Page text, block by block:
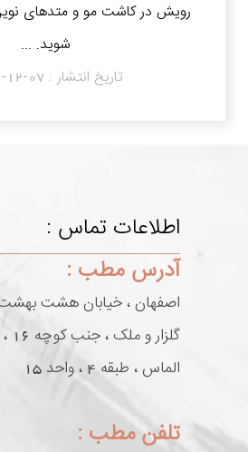
رویش در کاشت مو و متدهای
شوید. ...
تاریخ انتشار :12-07
اطلاعات تماس :
آدرس مطب :
اصفهان ، خیابان هشت بهشت
الماس ، طبقه 4 ، واحد 15
تلفن مطب :